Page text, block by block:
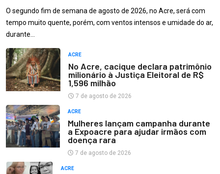
O segundo fim de semana de agosto de 2026, no Acre, será com
tempo muito quente, porém, com ventos intensos e umidade do ar,
durante…
ACRE
No Acre, cacique declara patrimônio
milionário à Justiça Eleitoral de R$
1,596 milhão
7 de agosto de 2026
ACRE
Mulheres lançam campanha durante
a Expoacre para ajudar irmãos com
doença rara
7 de agosto de 2026
ACRE